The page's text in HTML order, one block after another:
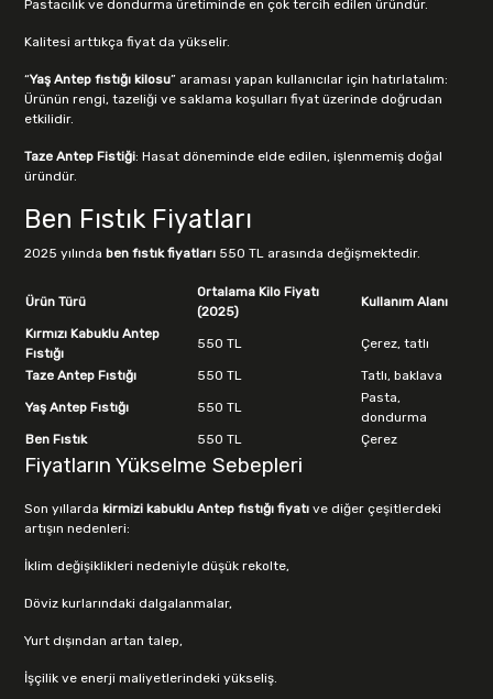
Pastacılık ve dondurma üretiminde en çok tercih edilen üründür.
Kalitesi arttıkça fiyat da yükselir.
“Yaş Antep fıstığı kilosu” araması yapan kullanıcılar için hatırlatalım:
Ürünün rengi, tazeliği ve saklama koşulları fiyat üzerinde doğrudan
etkilidir.
Taze Antep Fistiği: Hasat döneminde elde edilen, işlenmemiş doğal
üründür.
Ben Fıstık Fiyatları
2025 yılındaben fıstık fiyatları 550 TL arasında değişmektedir.
Ürün Türü
Ortalama Kilo Fiyatı
(2025)
Kullanım Alanı
Kırmızı Kabuklu Antep
Fıstığı
550 TL Çerez, tatlı
Taze Antep Fıstığı 550 TL Tatlı, baklava
Yaş Antep Fıstığı 550 TL
Pasta,
dondurma
Ben Fıstık
550 TL Çerez
Fiyatların Yükselme Sebepleri
Son yıllardakirmizi kabuklu Antep fıstığı fiyatı ve diğer çeşitlerdeki
artışın nedenleri:
İklim değişiklikleri nedeniyle düşük rekolte,
Döviz kurlarındaki dalgalanmalar,
Yurt dışından artan talep,
İşçilik ve enerji maliyetlerindeki yükseliş.